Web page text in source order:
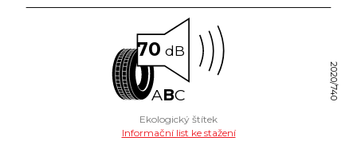
70 dB
ABC 2020/740
Ekologický štítek
Informační list ke stažení